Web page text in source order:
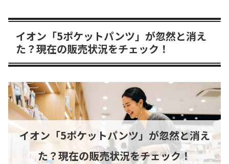
イオン「5ポケットパンツ」が忽然と消え
た？現在の販売状況をチェック！
イオン「5ポケットパンツ」が忽然と消え
た？現在の販売状況をチェック！